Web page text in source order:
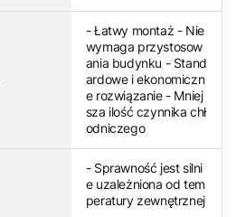
- Łatwy montaż - Nie
wymaga przystosow
ania budynku - Stand
ardowe i ekonomiczn
e rozwiązanie - Mniej
sza ilość czynnika chł
odniczego
- Sprawność jest silni
e uzależniona od tem
peratury zewnętrznej